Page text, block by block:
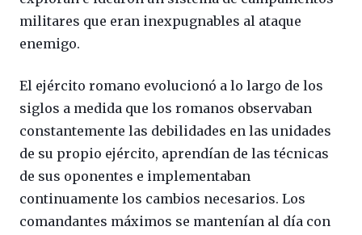
militares que eran inexpugnables al ataque
enemigo.
El ejército romano evolucionó a lo largo de los
siglos a medida que los romanos observaban
constantemente las debilidades en las unidades
de su propio ejército, aprendían de las técnicas
de sus oponentes e implementaban
continuamente los cambios necesarios. Los
comandantes máximos se mantenían al día con